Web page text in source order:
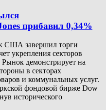
прибавил 0,34%
США завершил торги
укрепления секторов
демонстрирует на
в секторах
и коммунальных услуг.
фондовой бирже Dow
исторического